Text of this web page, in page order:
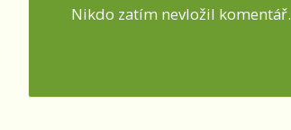
Nikdo zatím nevložil komentář.